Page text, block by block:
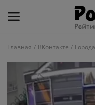
блог
ВКонтакте
Главная ВКонтакте